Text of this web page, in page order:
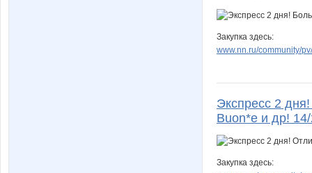
Закупка здесь:
www.nn.ru/community/
Экспресс 2
Buon*e и др!
Закупка здесь: